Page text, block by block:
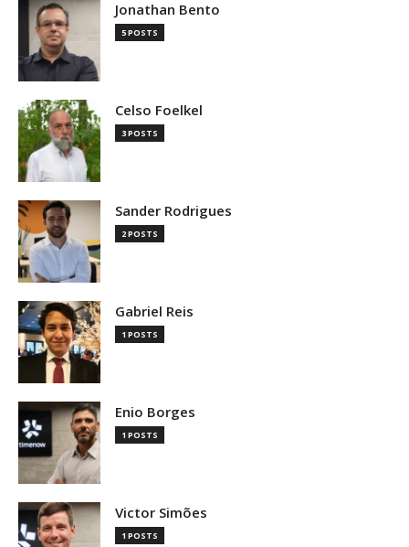
Jonathan Bento
5 POSTS
Celso Foelkel
3 POSTS
Sander Rodrigues
2 POSTS
Gabriel Reis
1 POSTS
Enio Borges
1 POSTS
Victor Simões
1 POSTS